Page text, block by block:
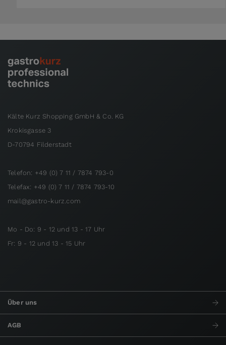
Kälte Kurz Shopping GmbH & Co. KG
Krokisgasse 3
D-70794 Filderstadt
Telefon: +49 (0) 7 11 / 7874 793-0
Telefax: +49 (0) 7 11 / 7874 793-10
mail@gastro-kurz.com
Mo - Do: 9 - 12 und 13 - 17 Uhr
Fr: 9 - 12 und 13 - 15 Uhr
Über uns
AGB